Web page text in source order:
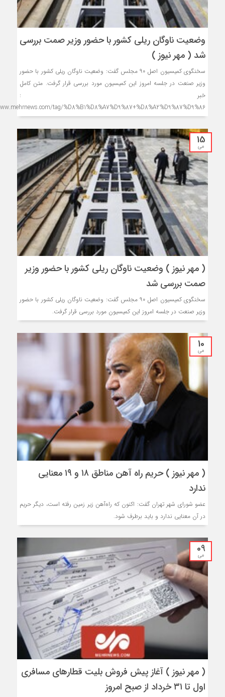
وضعیت ناوگان ریلی کشور با حضور وزیر صمت بررسی
شد ( مهر نیوز )
سخنگوی کمیسیون اصل ۹۰ مجلس گفت: وضعیت ناوگان ریلی کشور با حضور
وزیر صنعت در جلسه امروز این کمیسیون مورد بررسی قرار گرفت. متن کامل
خبر :
tag/%D8%B1%D8%A7%D9%87+%D8%A2%D9%87%D9%86
15
می
( مهر نیوز ) وضعیت ناوگان ریلی کشور با حضور وزیر
صمت بررسی شد
سخنگوی کمیسیون اصل ۹۰ مجلس گفت: وضعیت ناوگان ریلی کشور با حضور
وزیر صنعت در جلسه امروز این کمیسیون مورد بررسی قرار گرفت.
10
می
( مهر نیوز ) حریم راه آهن مناطق ۱۸ و ۱۹ معنایی
ندارد
عضو شورای شهر تهران گفت: اکنون که راه‌آهن زیر زمین رفته است، دیگر حریم
در آن معنایی ندارد و باید برطرف شود.
09
می
( مهر نیوز ) آغاز پیش فروش بلیت قطارهای مسافری
اول تا ۳۱ خرداد از صبح امروز